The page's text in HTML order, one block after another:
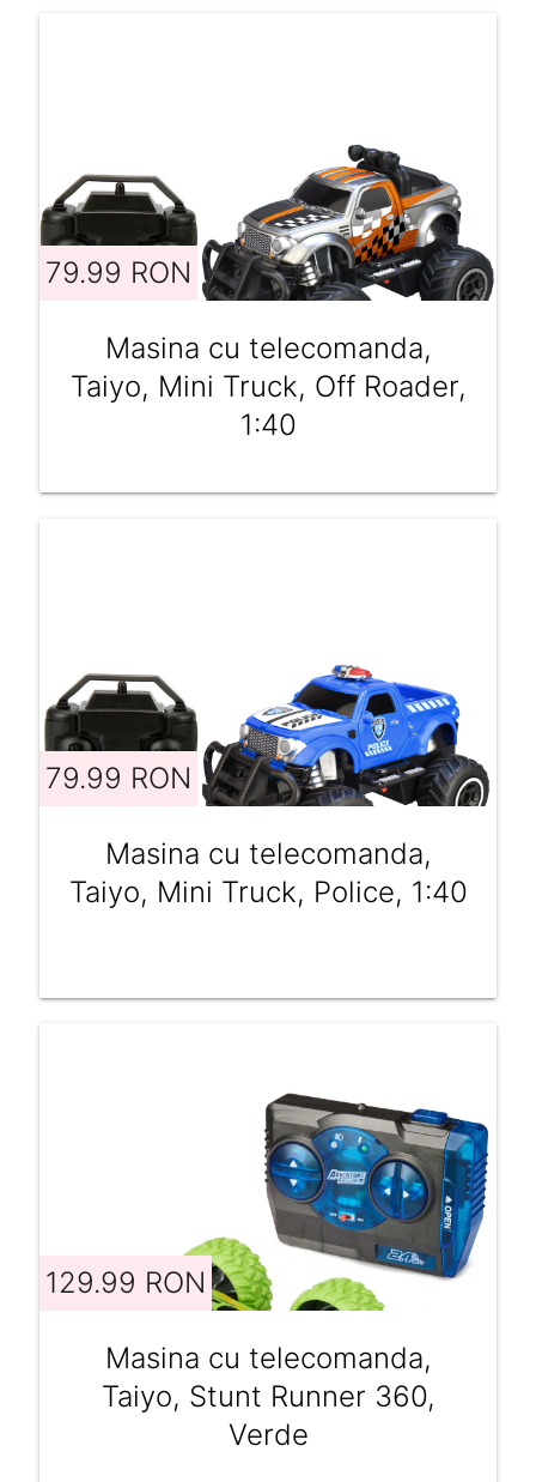
79.99 RON
Masina cu telecomanda,
Taiyo, Mini Truck, Off Roader,
1:40
79.99 RON
Masina cu telecomanda,
Taiyo, Mini Truck, Police, 1:40
129.99 RON
Masina cu telecomanda,
Taiyo, Stunt Runner 360,
Verde